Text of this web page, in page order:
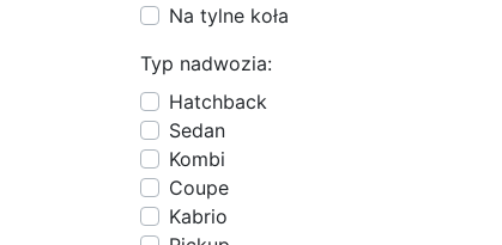
Na tylne koła
Typ nadwozia:
Hatchback
Sedan
Kombi
Coupe
Kabrio